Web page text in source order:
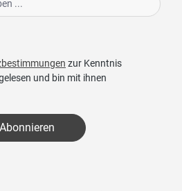
zur Kenntnis
und bin mit ihnen
Abonnieren